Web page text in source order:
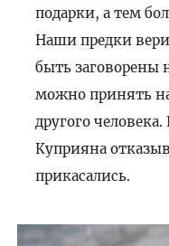
подарки, а тем
Наши предки
быть заговорены
можно принять
другого
Куприяна
прикасались.